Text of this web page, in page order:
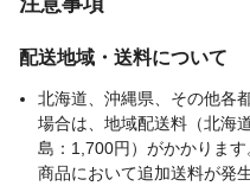
配送地域・送料について
北海道、沖縄県、その他各
場合は、地域配送料（北海
島：1,700円）がかかりま
商品において追加送料が発